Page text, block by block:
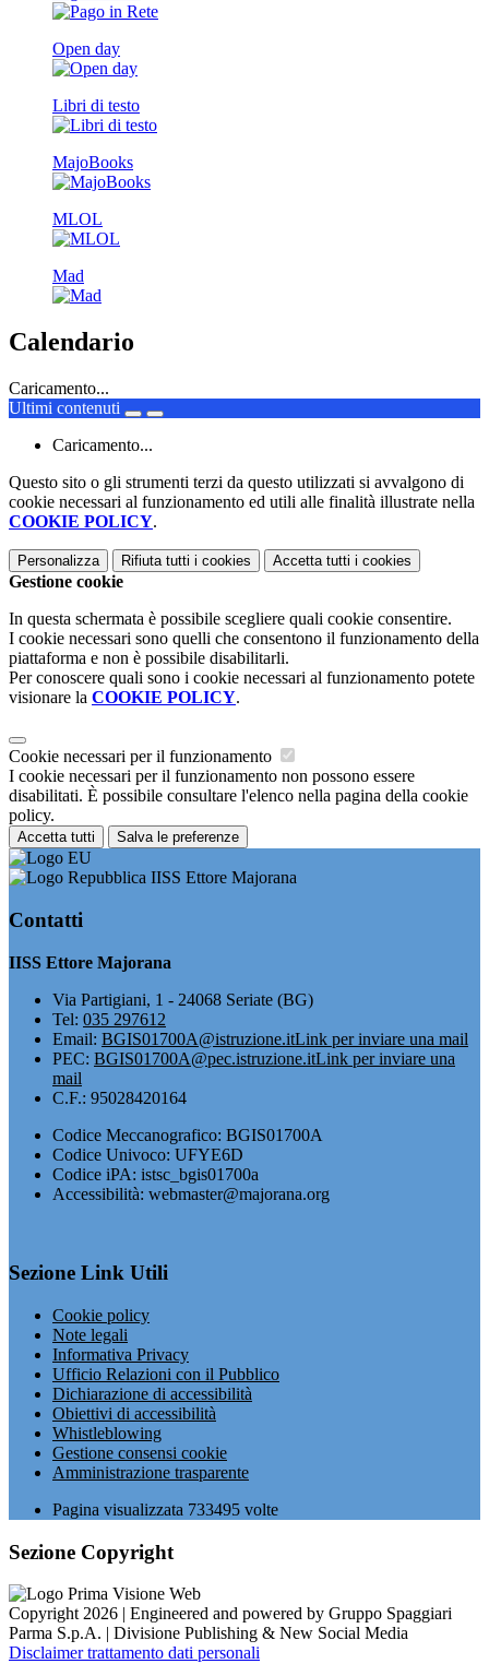
Open day
Libri di testo
MajoBooks
MLOL
Mad
Calendario
Caricamento...
Ultimi contenuti
Caricamento...
Questo sito o gli strumenti terzi da questo utilizzati si avvalgono di
cookie necessari al funzionamento ed utili alle finalità illustrate nella
COOKIE POLICY.
Personalizza Rifiuta tutti i cookies Accetta tutti i cookies
Gestione cookie
In questa schermata è possibile scegliere quali cookie consentire.
I cookie necessari sono quelli che consentono il funzionamento della
piattaforma e non è possibile disabilitarli.
Per conoscere quali sono i cookie necessari al funzionamento potete
visionare la COOKIE POLICY.
Cookie necessari per il funzionamento
I cookie necessari per il funzionamento non possono essere
disabilitati. È possibile consultare l'elenco nella pagina della cookie
policy.
Accetta tutti Salva le preferenze
IISS Ettore Majorana
Contatti
IISS Ettore Majorana
Via Partigiani, 1 - 24068 Seriate (BG)
Tel: 035 297612
Email: BGIS01700A@istruzione.itLink per inviare una mail
PEC: BGIS01700A@pec.istruzione.itLink per inviare una
mail
C.F.: 95028420164
Codice Meccanografico: BGIS01700A
Codice Univoco: UFYE6D
Codice iPA: istsc_bgis01700a
Accessibilità: webmaster@majorana.org
Sezione Link Utili
Cookie policy
Note legali
Informativa Privacy
Ufficio Relazioni con il Pubblico
Dichiarazione di accessibilità
Obiettivi di accessibilità
Whistleblowing
Gestione consensi cookie
Amministrazione trasparente
Pagina visualizzata 733495 volte
Sezione Copyright
Copyright 2026 | Engineered and powered by Gruppo Spaggiari
Parma S.p.A. | Divisione Publishing & New Social Media
Disclaimer trattamento dati personali